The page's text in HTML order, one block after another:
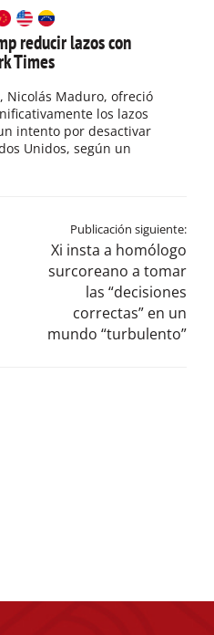
reducir lazos con
Times
Nicolás Maduro, ofreció
los lazos
intento por desactivar
Unidos, según un
Publicación siguiente:
Xi insta a homólogo
surcoreano a tomar
las “decisiones
correctas” en un
mundo “turbulento”